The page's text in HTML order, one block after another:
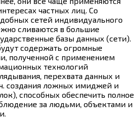
частных лиц. Со
сетей индивидуального
сливаются в большие
базы данных (сети).
содержать огромные
полученной с применением
технологий
перехвата данных и
создания ложных имиджей и
способных обеспечить полное
за людьми, объектами и